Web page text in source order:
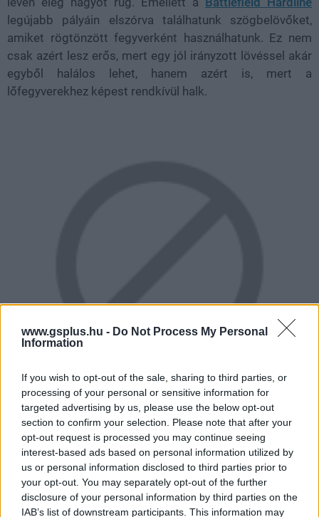
www.gsplus.hu - Do Not Process My Personal
Information
If you wish to opt-out of the sale, sharing to third parties, or
processing of your personal or sensitive information for
targeted advertising by us, please use the below opt-out
section to confirm your selection. Please note that after your
opt-out request is processed you may continue seeing
interest-based ads based on personal information utilized by
us or personal information disclosed to third parties prior to
your opt-out. You may separately opt-out of the further
disclosure of your personal information by third parties on the
IAB’s list of downstream participants. This information may
legújabb pályáin elszórva találhatunk szögbelövőket,
amiket rögtönzött fegyverként használhatunk. Ez nem
csak azért lesz erős, mert egy jól irányzott lövéssel akár
egyből halálos lehet, hanem azért is, mert a
lőfegyverekhez képest rendkívül halk.
Kapunk két új lőszertípust is, az AP tracer nagyobbat
sebez páncélozott célpontok ellen, viszont jól látható, így
könnyű lesz kitalálni, hol vagyunk, míg a Breaching round
egy robbanólövedék, amit arra találtak ki, hogy ajtókat
robbantsunk be vele. A fent említett ingyenes fegyver